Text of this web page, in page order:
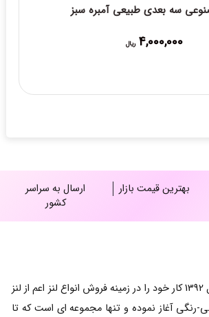
سه بعدی طبیعی آمبره سبز
4,000,000 ریال
بهترین قیمت بازار
ارسال به سراسر
کشور
فروشگاه لنز امیر از سال 1392 کار خود را در زمینه فروش انواع لنز اعم از لنز
رنگی آغاز نموده و تنها مجموعه ای است که تا